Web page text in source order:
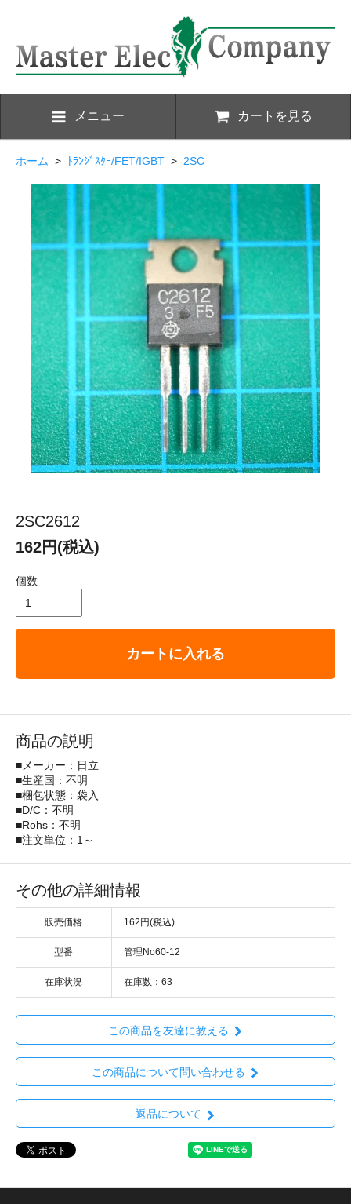
メニュー カートを見る
ホーム > ﾄﾗﾝｼﾞｽﾀｰ/FET/IGBT > 2SC
2SC2612
162円(税込)
個数
カートに入れる
商品の説明
■メーカー：日立
■生産国：不明
■梱包状態：袋入
■D/C：不明
■Rohs：不明
■注文単位：1～
その他の詳細情報
販売価格 162円(税込)
型番 管理No60-12
在庫状況 在庫数：63
この商品を友達に教える
この商品について問い合わせる
返品について